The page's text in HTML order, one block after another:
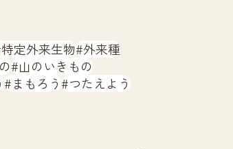
特定外来生物 外来種
山のいきもの
まもろう つたえよう